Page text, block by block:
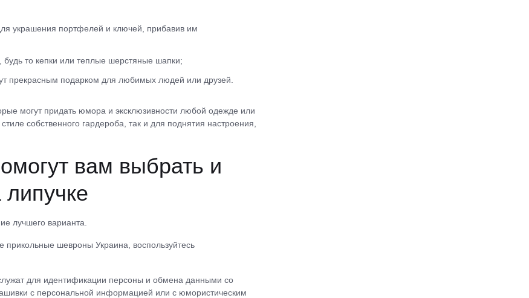
украшения портфелей и ключей, прибавив им
то кепки или теплые шерстяные шапки;
прекрасным подарком для любимых людей или друзей.
могут придать юмора и эксклюзивности любой одежде или
собственного гардероба, так и для поднятия настроения,
вам выбрать и
лучшего варианта.
прикольные шевроны Украина, воспользуйтесь
для идентификации персоны и обмена данными со
с персональной информацией или с юмористическим